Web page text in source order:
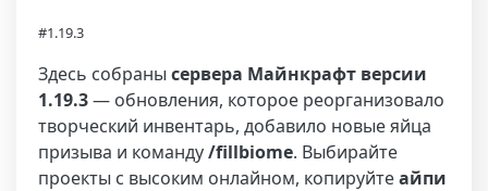
#1.19.3
Здесь собраны сервера Майнкрафт версии
1.19.3— обновления, которое реорганизовало
творческий инвентарь, добавило новые яйца
призыва и команду/fillbiome. Выбирайте
проекты с высоким онлайном, копируйтеайпи